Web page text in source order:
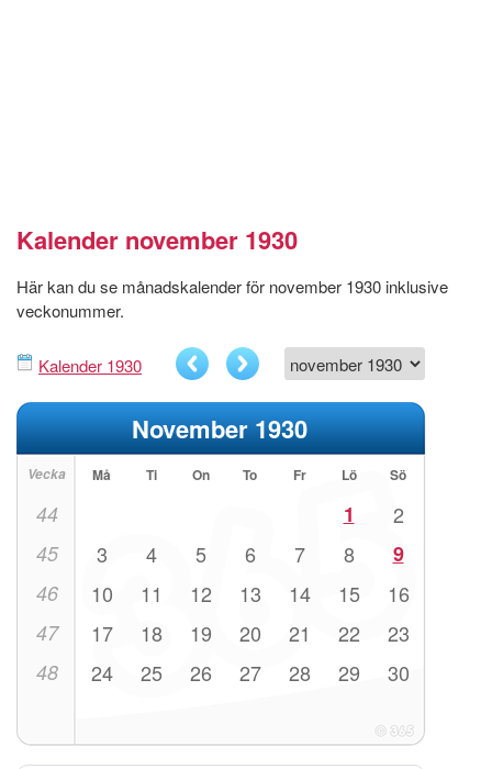
Kalender november 1930
Här kan du se månadskalender för november 1930 inklusive
veckonummer.
Kalender 1930
November 1930
Vecka Må Ti On To Fr Lö Sö
44 1 2
45 3 4 5 6 7 8 9
46 10 11 12 13 14 15 16
47 17 18 19 20 21 22 23
48 24 25 26 27 28 29 30